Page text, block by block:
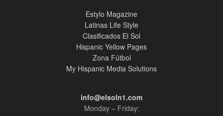
Estylo Magazine
Latinas Life Style
Clasificados El Sol
Hispanic Yellow Pages
Zona Fútbol
My Hispanic Media Solutions
info@elsoln1.com
Monday – Friday: